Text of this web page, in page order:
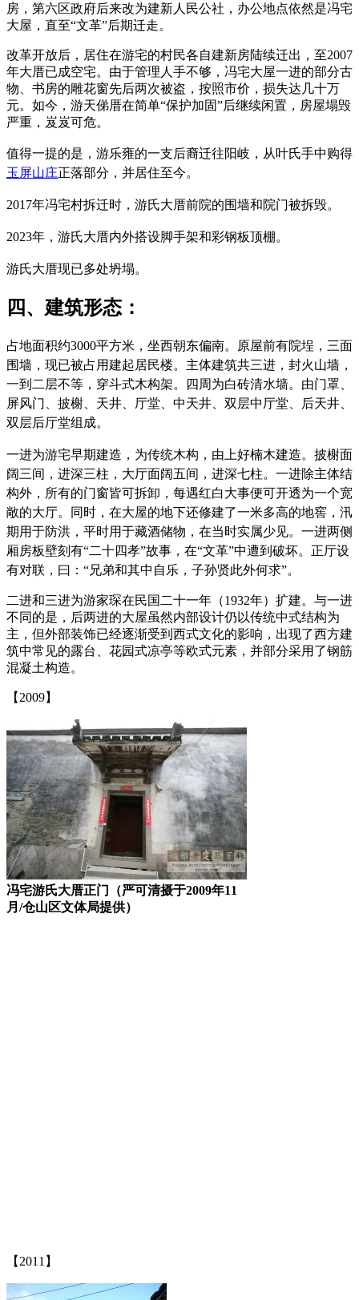
房，第六区政府后来改为建新人民公社，办公地点依然是冯宅
大屋，直至“文革”后期迁走。
改革开放后，居住在游宅的村民各自建新房陆续迁出，至2007
年大厝已成空宅。由于管理人手不够，冯宅大屋一进的部分古
物、书房的雕花窗先后两次被盗，按照市价，损失达几十万
元。如今，游天俤厝在简单“保护加固”后继续闲置，房屋塌毁
严重，岌岌可危。
值得一提的是， 游乐雍的一支后裔迁往阳岐，从叶氏手中购得
玉屏山庄正落部分，并居住至今。
2017年冯宅村拆迁时，游氏大厝前院的围墙和院门被拆毁。
2023年，游氏大厝内外搭设脚手架和彩钢板顶棚。
游氏大厝现已多处坍塌。
四、建筑形态：
占地面积约3000平方米，坐西朝东偏南。原屋前有院埕，三面
围墙，现已被占用建起居民楼。主体建筑共三进，封火山墙，
一到二层不等，穿斗式木构架。四周为白砖清水墙。由门罩、
屏风门、披榭、天井、厅堂、中天井、双层中厅堂、后天井、
双层后厅堂组成。
一进为游宅早期建造，为传统木构，由上好楠木建造。 披榭面
阔三间，进深三柱，大厅面阔五间，进深七柱。 一进除主体结
构外，所有的门窗皆可拆卸，每遇红白大事便可开透为一个宽
敞的大厅。同时，在大屋的地下还修建了一米多高的地窖，汛
期用于防洪，平时用于藏酒储物，在当时实属少见。一进两侧
厢房板壁刻有“二十四孝”故事，在“文革”中遭到破坏。正厅设
有对联，曰：“兄弟和其中自乐，子孙贤此外何求”。
二进和三进为游家琛在民国二十一年（1932年）扩建。与一进
不同的是，后两进的大屋虽然内部设计仍以传统中式结构为
主，但外部装饰已经逐渐受到西式文化的影响，出现了西方建
筑中常见的露台、花园式凉亭等欧式元素，并部分采用了钢筋
混凝土构造。
【2009】
冯宅游氏大厝正门（严可清摄于2009年11
月/仓山区文体局提供）
【2011】